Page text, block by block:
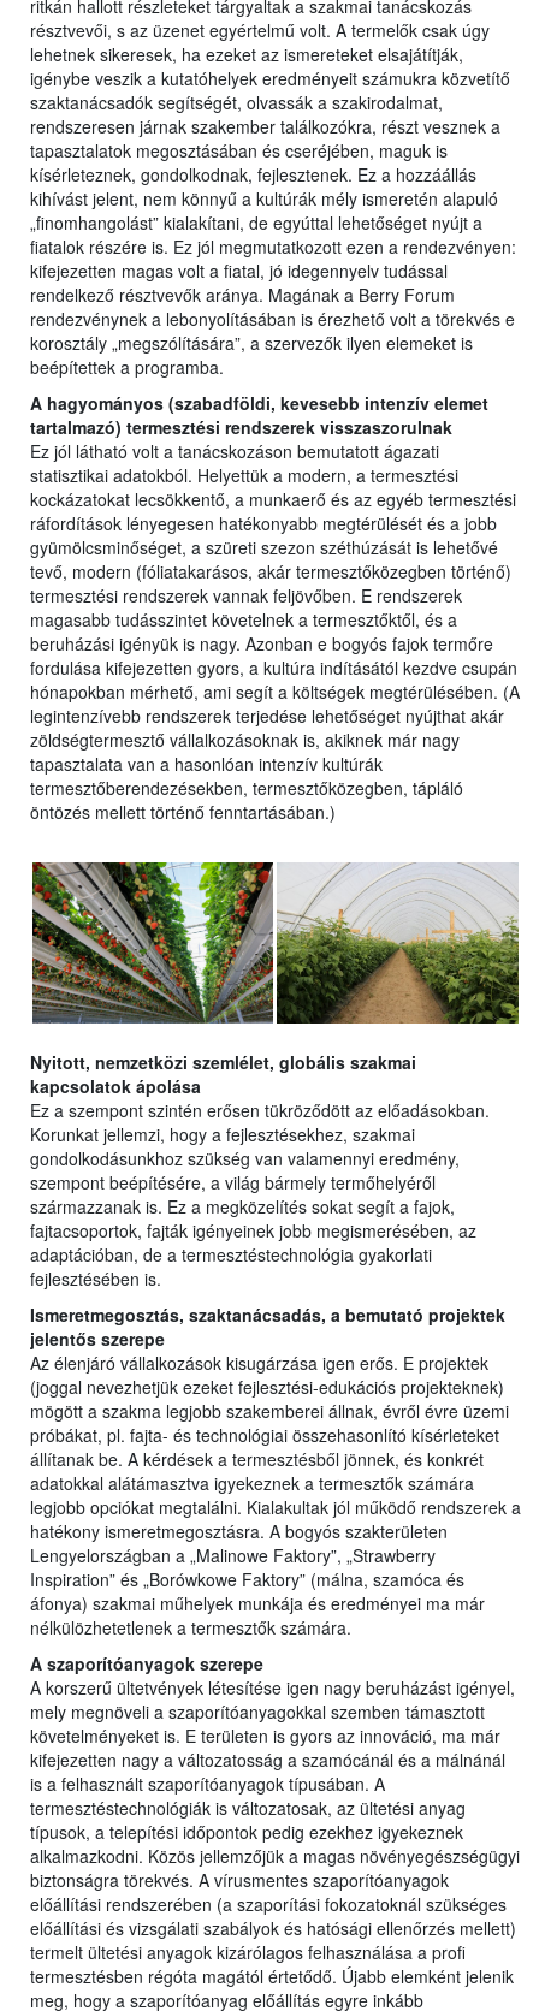
ritkán hallott részleteket tárgyaltak a szakmai tanácskozás
résztvevői, s az üzenet egyértelmű volt. A termelők csak úgy
lehetnek sikeresek, ha ezeket az ismereteket elsajátítják,
igénybe veszik a kutatóhelyek eredményeit számukra közvetítő
szaktanácsadók segítségét, olvassák a szakirodalmat,
rendszeresen járnak szakember találkozókra, részt vesznek a
tapasztalatok megosztásában és cseréjében, maguk is
kísérleteznek, gondolkodnak, fejlesztenek. Ez a hozzáállás
kihívást jelent, nem könnyű a kultúrák mély ismeretén alapuló
„finomhangolást” kialakítani, de egyúttal lehetőséget nyújt a
fiatalok részére is. Ez jól megmutatkozott ezen a rendezvényen:
kifejezetten magas volt a fiatal, jó idegennyelv tudással
rendelkező résztvevők aránya. Magának a Berry Forum
rendezvénynek a lebonyolításában is érezhető volt a törekvés e
korosztály „megszólítására”, a szervezők ilyen elemeket is
beépítettek a programba.
A hagyományos (szabadföldi, kevesebb intenzív elemet
tartalmazó) termesztési rendszerek visszaszorulnak
Ez jól látható volt a tanácskozáson bemutatott ágazati
statisztikai adatokból. Helyettük a modern, a termesztési
kockázatokat lecsökkentő, a munkaerő és az egyéb termesztési
ráfordítások lényegesen hatékonyabb megtérülését és a jobb
gyümölcsminőséget, a szüreti szezon széthúzását is lehetővé
tevő, modern (fóliatakarásos, akár termesztőközegben történő)
termesztési rendszerek vannak feljövőben. E rendszerek
magasabb tudásszintet követelnek a termesztőktől, és a
beruházási igényük is nagy. Azonban e bogyós fajok termőre
fordulása kifejezetten gyors, a kultúra indításától kezdve csupán
hónapokban mérhető, ami segít a költségek megtérülésében. (A
legintenzívebb rendszerek terjedése lehetőséget nyújthat akár
zöldségtermesztő vállalkozásoknak is, akiknek már nagy
tapasztalata van a hasonlóan intenzív kultúrák
termesztőberendezésekben, termesztőközegben, tápláló
öntözés mellett történő fenntartásában.)
Nyitott, nemzetközi szemlélet, globális szakmai
kapcsolatok ápolása
Ez a szempont szintén erősen tükröződött az előadásokban.
Korunkat jellemzi, hogy a fejlesztésekhez, szakmai
gondolkodásunkhoz szükség van valamennyi eredmény,
szempont beépítésére, a világ bármely termőhelyéről
származzanak is. Ez a megközelítés sokat segít a fajok,
fajtacsoportok, fajták igényeinek jobb megismerésében, az
adaptációban, de a termesztéstechnológia gyakorlati
fejlesztésében is.
Ismeretmegosztás, szaktanácsadás, a bemutató projektek
jelentős szerepe
Az élenjáró vállalkozások kisugárzása igen erős. E projektek
(joggal nevezhetjük ezeket fejlesztési-edukációs projekteknek)
mögött a szakma legjobb szakemberei állnak, évről évre üzemi
próbákat, pl. fajta- és technológiai összehasonlító kísérleteket
állítanak be. A kérdések a termesztésből jönnek, és konkrét
adatokkal alátámasztva igyekeznek a termesztők számára
legjobb opciókat megtalálni. Kialakultak jól működő rendszerek a
hatékony ismeretmegosztásra. A bogyós szakterületen
Lengyelországban a „Malinowe Faktory”, „Strawberry
Inspiration” és „Borówkowe Faktory” (málna, szamóca és
áfonya) szakmai műhelyek munkája és eredményei ma már
nélkülözhetetlenek a termesztők számára.
A szaporítóanyagok szerepe
A korszerű ültetvények létesítése igen nagy beruházást igényel,
mely megnöveli a szaporítóanyagokkal szemben támasztott
követelményeket is. E területen is gyors az innováció, ma már
kifejezetten nagy a változatosság a szamócánál és a málnánál
is a felhasznált szaporítóanyagok típusában. A
termesztéstechnológiák is változatosak, az ültetési anyag
típusok, a telepítési időpontok pedig ezekhez igyekeznek
alkalmazkodni. Közös jellemzőjük a magas növényegészségügyi
biztonságra törekvés. A vírusmentes szaporítóanyagok
előállítási rendszerében (a szaporítási fokozatoknál szükséges
előállítási és vizsgálati szabályok és hatósági ellenőrzés mellett)
termelt ültetési anyagok kizárólagos felhasználása a profi
termesztésben régóta magától értetődő. Újabb elemként jelenik
meg, hogy a szaporítóanyag előállítás egyre inkább